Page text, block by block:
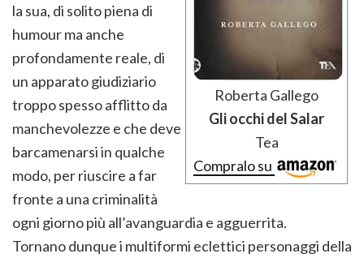
Roberta Gallego
Gli occhi del Salar
Tea
Compralo su
la sua, di solito piena di
humour ma anche
profondamente reale, di
un apparato giudiziario
troppo spesso afflitto da
manchevolezze e che deve
barcamenarsi in qualche
modo, per riuscire a far
fronte a una criminalità
ogni giorno più all’avanguardia e agguerrita.
Tornano dunque i multiformi eclettici personaggi della